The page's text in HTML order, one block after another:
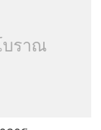
บราณ